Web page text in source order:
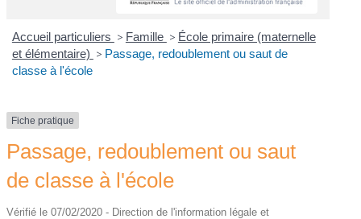
Accueil particuliers > Famille > École primaire (maternelle
et élémentaire) > Passage, redoublement ou saut de
classe à l'école
Fiche pratique
Passage, redoublement ou saut
de classe à l'école
Vérifié le 07/02/2020 - Direction de l'information légale et